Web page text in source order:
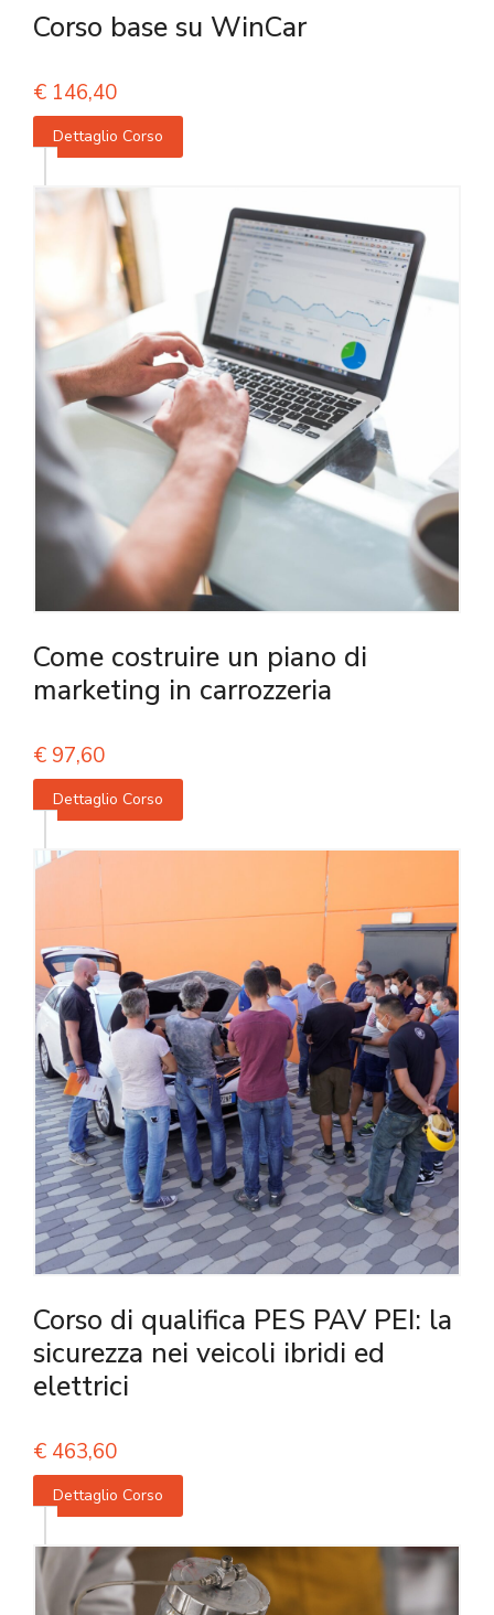
Corso base su WinCar
€ 146,40
Dettaglio Corso
Come costruire un piano di
marketing in carrozzeria
€ 97,60
Dettaglio Corso
Corso di qualifica PES PAV PEI: la
sicurezza nei veicoli ibridi ed
elettrici
€ 463,60
Dettaglio Corso